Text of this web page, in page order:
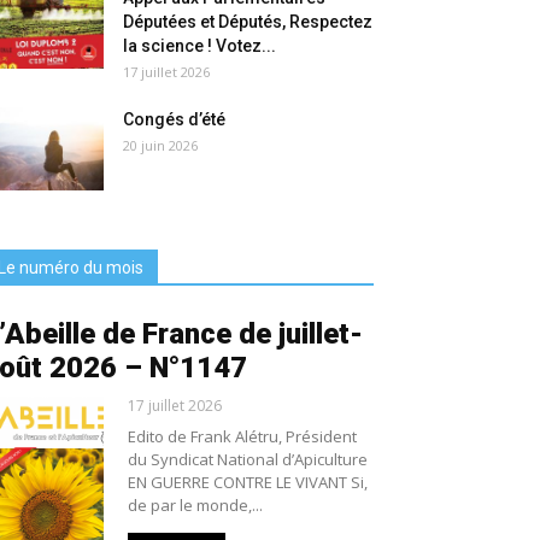
Députées et Députés, Respectez
la science ! Votez...
17 juillet 2026
Congés d’été
20 juin 2026
numéro du mois
de France de juillet-
2026 – N°1147
17 juillet 2026
Edito de Frank Alétru, Président
du Syndicat National d’Apiculture
EN GUERRE CONTRE LE VIVANT Si,
de par le monde,...